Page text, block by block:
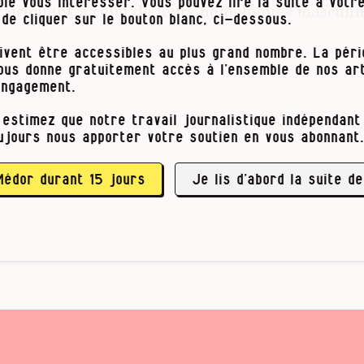
à celui de leurs homologues
des hôtesses contient en effet quelques «
d’un mauvais conte de fées : il est
si elles se marient, tombent enceintes, et
eanniversaire. Voilà, c’est aussi simple que ça :
célibataires et sans enfant.
« Le
NDLR)pour empêcher les hôtesses d’avoir des
eu, qui se sont fait porter malades… ,
avoir un enfant. Mais je me suis dit :
eux, ne sont …
vous intéresser. Vous pouvez lire la suite à
cliquer sur le bouton blanc, ci-dessous.
être accessibles au plus grand nombre. La
donne gratuitement accès à l’ensemble de nos
estimez que notre travail journalistique
nous apporter votre soutien en vous
durant 15 jours Je lis d’abord la suite